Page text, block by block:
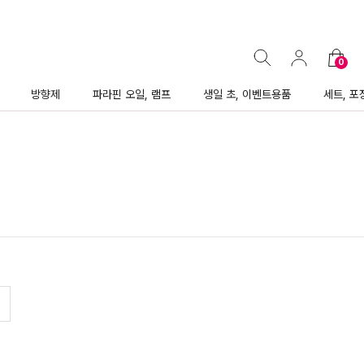
방향제 파라핀 오일, 램프 생일 초, 이벤트용품 세트, 포
0